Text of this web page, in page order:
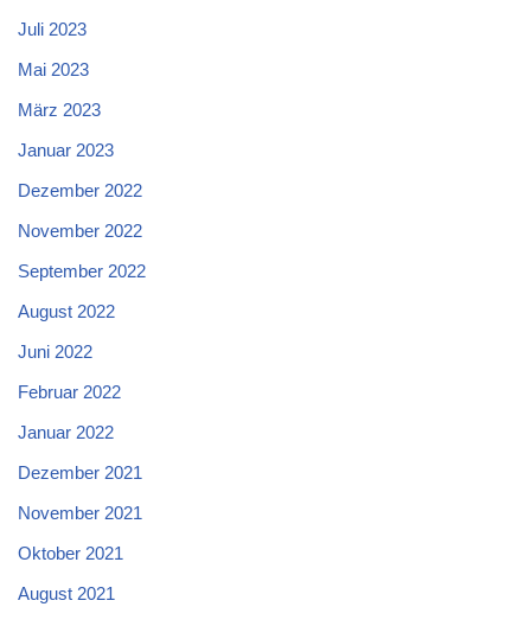
Juli 2023
Mai 2023
März 2023
Januar 2023
Dezember 2022
November 2022
September 2022
August 2022
Juni 2022
Februar 2022
Januar 2022
Dezember 2021
November 2021
Oktober 2021
August 2021